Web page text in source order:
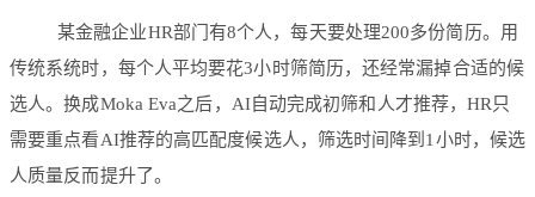
某金融企业HR部门有8个人，每天要处理200多份简历。用
传统系统时，每个人平均要花3小时筛简历，还经常漏掉合适的候
选人。换成Moka Eva之后，AI自动完成初筛和人才推荐，HR只
需要重点看AI推荐的高匹配度候选人，筛选时间降到1小时，候选
人质量反而提升了。